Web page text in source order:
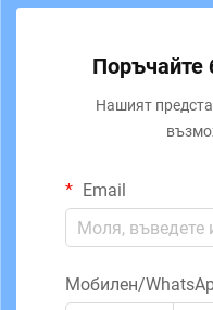
Поръчайте
Нашият
Email
Мобилен/